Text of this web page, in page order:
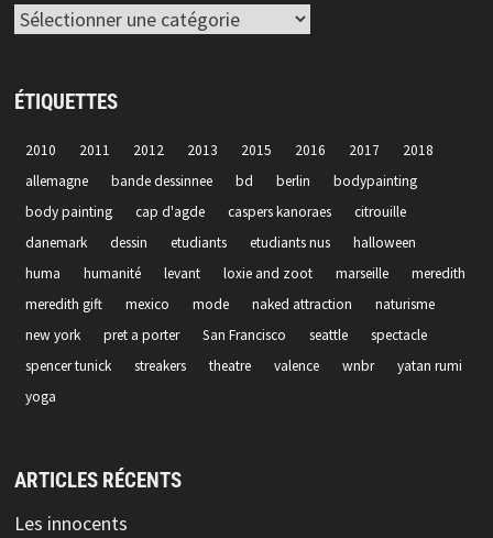
Catégories
ÉTIQUETTES
2010 2011 2012 2013 2015 2016 2017
2018
allemagne
bande dessinnee bd berlin
bodypainting
body painting
cap d'agde caspers kanoraes
citrouille
danemark
dessin etudiants etudiants nus
halloween
huma
humanité levant loxie and zoot marseille
meredith
meredith gift
mexico mode naked attraction
naturisme
new york
pret a porter San Francisco seattle
spectacle
spencer tunick
streakers theatre valence wnbr
yatan rumi
yoga
ARTICLES RÉCENTS
Les innocents